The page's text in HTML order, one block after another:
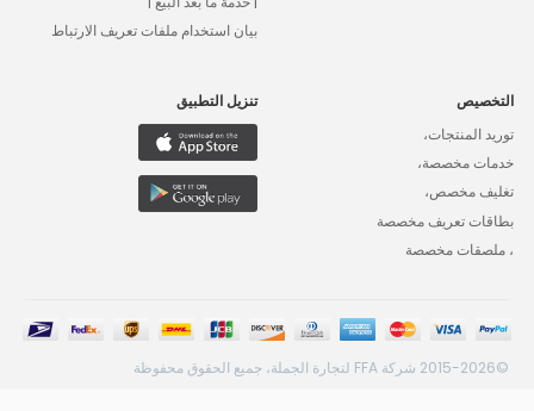
بيان استخدام ملفات تعريف الارتباط
التخصيص
توريد المنتجات،
خدمات مخصصة،
تغليف مخصص،
بطاقات تعريف مخصصة
، ملصقات مخصصة
تنزيل التطبيق
©2015-2026 شركة FFA لتجارة الجملة، جميع الحقوق محفوظة